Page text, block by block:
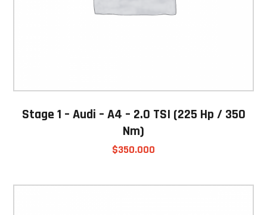
Stage 1 – Audi – A4 – 2.0 TSI (225 Hp / 350
Nm)
$350.000